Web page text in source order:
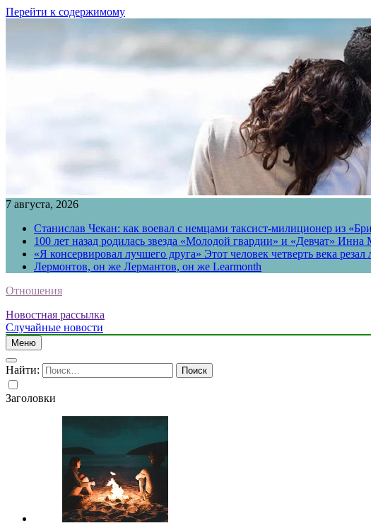
Перейти к содержимому
7 августа, 2026
Станислав Чекан: как воевал с немцами таксист-милиционер из
100 лет назад родилась звезда «Молодой гвардии» и «Девчат» Инна
«Я консервировал лучшего друга» Этот человек четверть века
Лермонтов, он же Лермантов, он же Learmonth
Отношения
Новостная рассылка
Случайные новости
Меню
Найти:
Заголовки